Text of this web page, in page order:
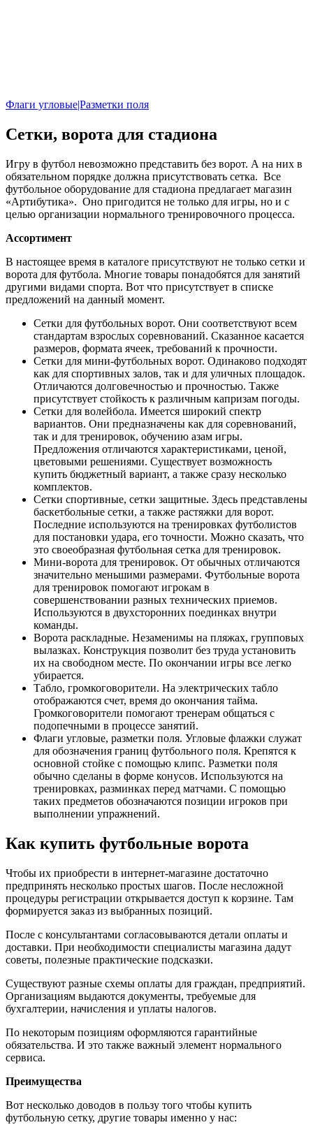
Флаги угловые|Разметки поля
Сетки, ворота для стадиона
Игру в футбол невозможно представить без ворот. А на них в
обязательном порядке должна присутствовать сетка. Все
футбольное оборудование для стадиона предлагает магазин
«Артибутика». Оно пригодится не только для игры, но и с
целью организации нормального тренировочного процесса.
Ассортимент
В настоящее время в каталоге присутствуют не только сетки и
ворота для футбола. Многие товары понадобятся для занятий
другими видами спорта. Вот что присутствует в списке
предложений на данный момент.
Сетки для футбольных ворот. Они соответствуют всем
стандартам взрослых соревнований. Сказанное касается
размеров, формата ячеек, требований к прочности.
Сетки для мини-футбольных ворот. Одинаково подходят
как для спортивных залов, так и для уличных площадок.
Отличаются долговечностью и прочностью. Также
присутствует стойкость к различным капризам погоды.
Сетки для волейбола. Имеется широкий спектр
вариантов. Они предназначены как для соревнований,
так и для тренировок, обучению азам игры.
Предложения отличаются характеристиками, ценой,
цветовыми решениями. Существует возможность
купить бюджетный вариант, а также сразу несколько
комплектов.
Сетки спортивные, сетки защитные. Здесь представлены
баскетбольные сетки, а также растяжки для ворот.
Последние используются на тренировках футболистов
для постановки удара, его точности. Можно сказать, что
это своеобразная футбольная сетка для тренировок.
Мини-ворота для тренировок. От обычных отличаются
значительно меньшими размерами. Футбольные ворота
для тренировок помогают игрокам в
совершенствовании разных технических приемов.
Используются в двухсторонних поединках внутри
команды.
Ворота раскладные. Незаменимы на пляжах, групповых
вылазках. Конструкция позволит без труда установить
их на свободном месте. По окончании игры все легко
убирается.
Табло, громкоговорители. На электрических табло
отображаются счет, время до окончания тайма.
Громкоговорители помогают тренерам общаться с
подопечными в процессе занятий.
Флаги угловые, разметки поля. Угловые флажки служат
для обозначения границ футбольного поля. Крепятся к
основной стойке с помощью клипс. Разметки поля
обычно сделаны в форме конусов. Используются на
тренировках, разминках перед матчами. С помощью
таких предметов обозначаются позиции игроков при
выполнении упражнений.
Как купить футбольные ворота
Чтобы их приобрести в интернет-магазине достаточно
предпринять несколько простых шагов. После несложной
процедуры регистрации открывается доступ к корзине. Там
формируется заказ из выбранных позиций.
После с консультантами согласовываются детали оплаты и
доставки. При необходимости специалисты магазина дадут
советы, полезные практические подсказки.
Существуют разные схемы оплаты для граждан, предприятий.
Организациям выдаются документы, требуемые для
бухгалтерии, начисления и уплаты налогов.
По некоторым позициям оформляются гарантийные
обязательства. И это также важный элемент нормального
сервиса.
Преимущества
Вот несколько доводов в пользу того чтобы купить
футбольную сетку, другие товары именно у нас: